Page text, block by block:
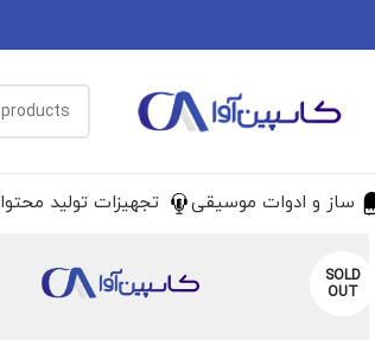
ساز و ادوات موسیقی تجهیزات تولید محتوا
SOLD
OUT